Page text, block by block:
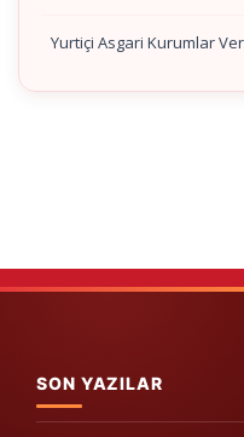
Yurtiçi Asgari Kurumlar
SON YAZILAR